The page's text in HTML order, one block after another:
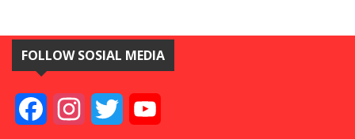
FOLLOW SOSIAL MEDIA
FacebookInstagramTwitter